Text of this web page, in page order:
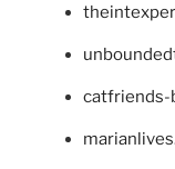
catfriends-